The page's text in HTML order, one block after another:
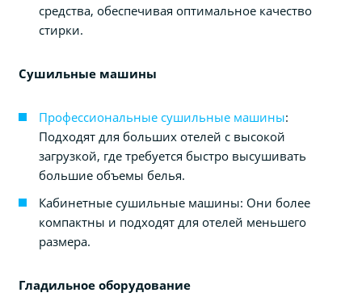
средства, обеспечивая оптимальное качество
стирки.
Сушильные машины
Профессиональные сушильные машины:
Подходят для больших отелей с высокой
загрузкой, где требуется быстро высушивать
большие объемы белья.
Кабинетные сушильные машины: Они более
компактны и подходят для отелей меньшего
размера.
Гладильное оборудование